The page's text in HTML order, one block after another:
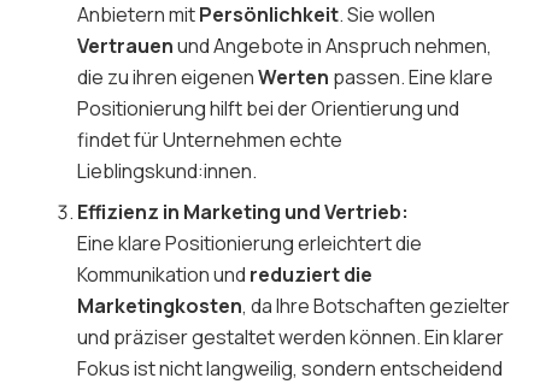
Anbietern mitPersönlichkeit. Sie wollen
Vertrauenund Angebote in Anspruch nehmen,
die zu ihren eigenenWerten passen. Eine klare
Positionierung hilft bei der Orientierung und
findet für Unternehmen echte
Lieblingskund:innen.
Effizienz in Marketing und Vertrieb:
Eine klare Positionierung erleichtert die
Kommunikation und reduziert die
Marketingkosten, da Ihre Botschaften gezielter
und präziser gestaltet werden können. Ein klarer
Fokus ist nicht langweilig, sondern entscheidend